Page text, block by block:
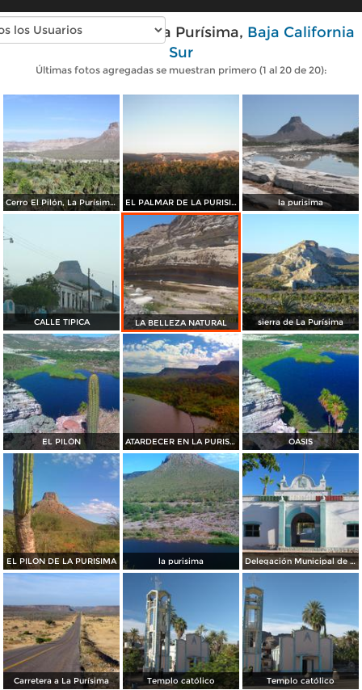
Fotos modernas de La Purísima, Baja California
Sur
Últimas fotos agregadas se muestran primero (1 al 20 de 20):
Cerro El Pilón, La Purísima Concepción. EL PALMAR DE LA PURISIMA la purisima
CALLE TIPICA LA BELLEZA NATURAL sierra de La Purísima
EL PILÓN ATARDECER EN LA PURISIMA B.C.S. OASIS
EL PILON DE LA PURISIMA la purisima Delegación Municipal de La Purísima
Carretera a La Purísima Templo católico Templo católico